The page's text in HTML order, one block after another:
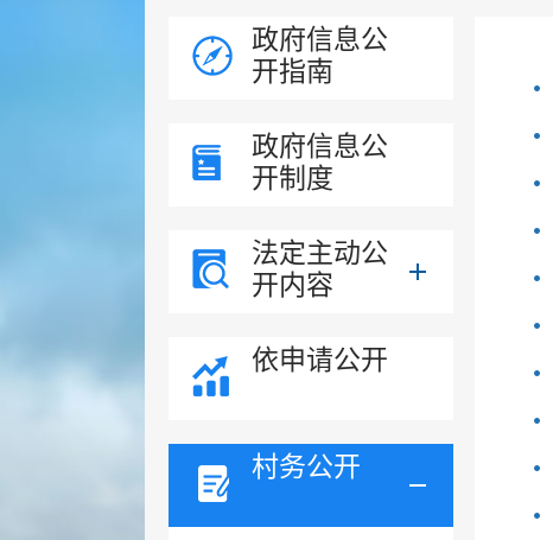
政府信息公
开指南
政府信息公
开制度
法定主动公
开内容
依申请公开
村务公开